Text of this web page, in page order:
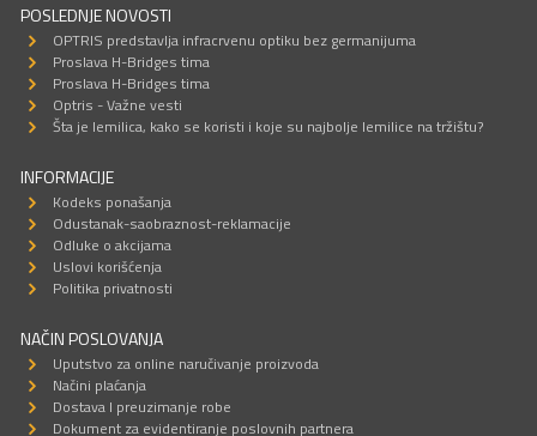
POSLEDNJE NOVOSTI
OPTRIS predstavlja infracrvenu optiku bez germanijuma
Proslava H-Bridges tima
Proslava H-Bridges tima
Optris - Važne vesti
Šta je lemilica, kako se koristi i koje su najbolje lemilice na tržištu?
INFORMACIJE
Kodeks ponašanja
Odustanak-saobraznost-reklamacije
Odluke o akcijama
Uslovi korišćenja
Politika privatnosti
NAČIN POSLOVANJA
Uputstvo za online naručivanje proizvoda
Načini plaćanja
Dostava I preuzimanje robe
Dokument za evidentiranje poslovnih partnera